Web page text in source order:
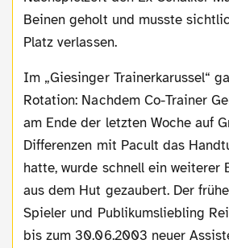
Beinen geholt und musste
Platz verlassen.
Im „Giesinger Trainerkarussel“ gab es die nächste
Rotation: Nachdem Co-Trainer
am Ende der letzten Woche auf
Differenzen mit Pacult das
hatte, wurde schnell ein weiterer
aus dem Hut gezaubert. Der
Spieler und Publikumsliebling
bis zum 30.06.2003 neuer